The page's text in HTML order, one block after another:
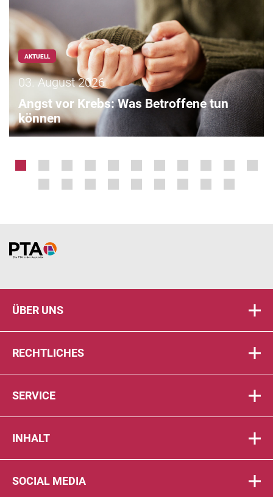
AKTUELL
03. August 2026
Angst vor Krebs: Was Betroffene tun
können
Home
ÜBER UNS
RECHTLICHES
SERVICE
INHALT
SOCIAL MEDIA